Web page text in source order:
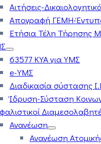
Αιτήσεις-
Απογραφή ΓΕΜΗ-
Ετήσια Τέλη Τήρησης
63577 ΚΥΑ για ΥΜΣ
e-ΥΜΣ
Διαδικασία σύστασης
Ίδρυση-Σύσταση
Ανανέωση
Ανανέωση